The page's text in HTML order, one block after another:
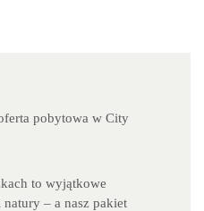
pobytowa w City
to wyjątkowe
– a nasz pakiet